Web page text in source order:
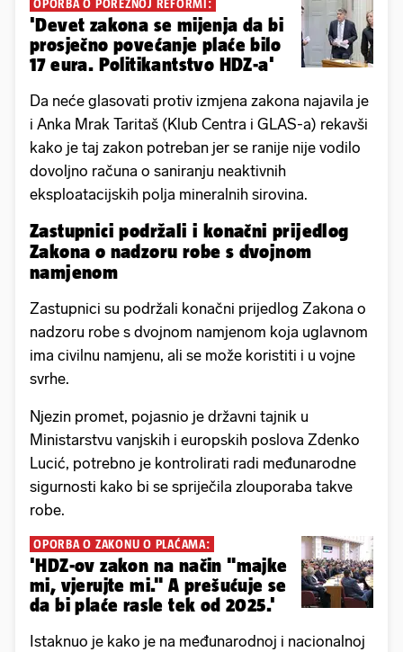
OPORBA O POREZNOJ REFORMI:
'Devet zakona se mijenja da bi
prosječno povećanje plaće bilo
17 eura. Politikantstvo HDZ-a'
Da neće glasovati protiv izmjena zakona najavila je
i Anka Mrak Taritaš (Klub Centra i GLAS-a) rekavši
kako je taj zakon potreban jer se ranije nije vodilo
dovoljno računa o saniranju neaktivnih
eksploatacijskih polja mineralnih sirovina.
Zastupnici podržali i konačni prijedlog
Zakona o nadzoru robe s dvojnom
namjenom
Zastupnici su podržali konačni prijedlog Zakona o
nadzoru robe s dvojnom namjenom koja uglavnom
ima civilnu namjenu, ali se može koristiti i u vojne
svrhe.
Njezin promet, pojasnio je državni tajnik u
Ministarstvu vanjskih i europskih poslova Zdenko
Lucić, potrebno je kontrolirati radi međunarodne
sigurnosti kako bi se spriječila zlouporaba takve
robe.
OPORBA O ZAKONU O PLAĆAMA:
'HDZ-ov zakon na način "majke
mi, vjerujte mi." A prešućuje se
da bi plaće rasle tek od 2025.'
Istaknuo je kako je na međunarodnoj i nacionalnoj